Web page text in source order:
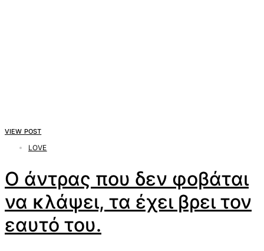
VIEW POST
LOVE
Ο άντρας που δεν φοβάται
να κλάψει, τα έχει βρει τον
εαυτό του.